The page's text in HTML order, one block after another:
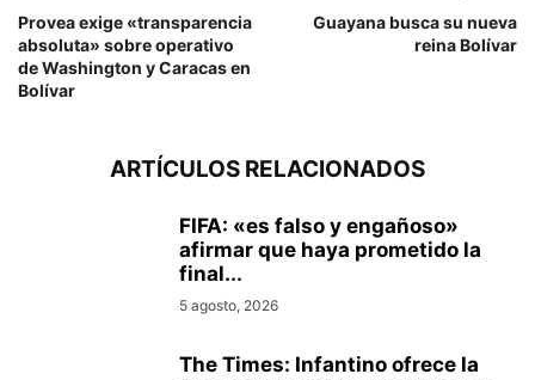
Provea exige «transparencia
absoluta» sobre operativo
de Washington y Caracas en
Bolívar
Guayana busca su nueva
reina Bolívar
ARTÍCULOS RELACIONADOS
FIFA: «es falso y engañoso»
afirmar que haya prometido la
final...
5 agosto, 2026
The Times: Infantino ofrece la